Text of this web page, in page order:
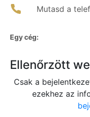
Mutasd a
Egy cég:
Ellenőrzött
Csak a
ezekhez az